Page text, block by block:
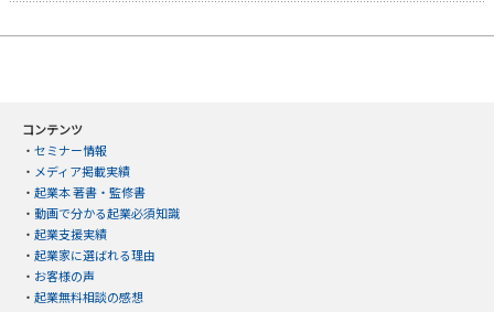
コンテンツ
・ セミナー情報
・ メディア掲載実績
・ 起業本 著書・監修書
・ 動画で分かる起業必須知識
・ 起業支援実績
・ 起業家に選ばれる理由
・ お客様の声
・ 起業無料相談の感想